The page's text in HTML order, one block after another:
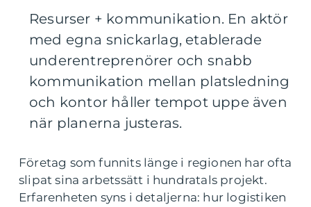
Resurser + kommunikation. En aktör
med egna snickarlag, etablerade
underentreprenörer och snabb
kommunikation mellan platsledning
och kontor håller tempot uppe även
när planerna justeras.
Företag som funnits länge i regionen har ofta
slipat sina arbetssätt i hundratals projekt.
Erfarenheten syns i detaljerna: hur logistiken